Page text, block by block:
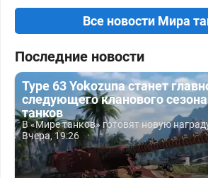
Все новости Мира
Последние новости
Type 63 Yokozuna станет
следующего кланового
танков
В «Мире танков» готовят новую
Вчера, 19:26